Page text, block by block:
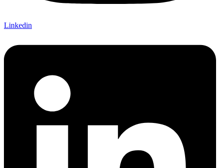
Linkedin